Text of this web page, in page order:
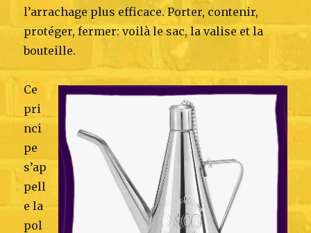
l’arrachage plus efficace. Porter, contenir,
protéger, fermer: voilà le sac, la valise et la
bouteille.
Ce
pri
nci
pe
s’ap
pell
e la
pol